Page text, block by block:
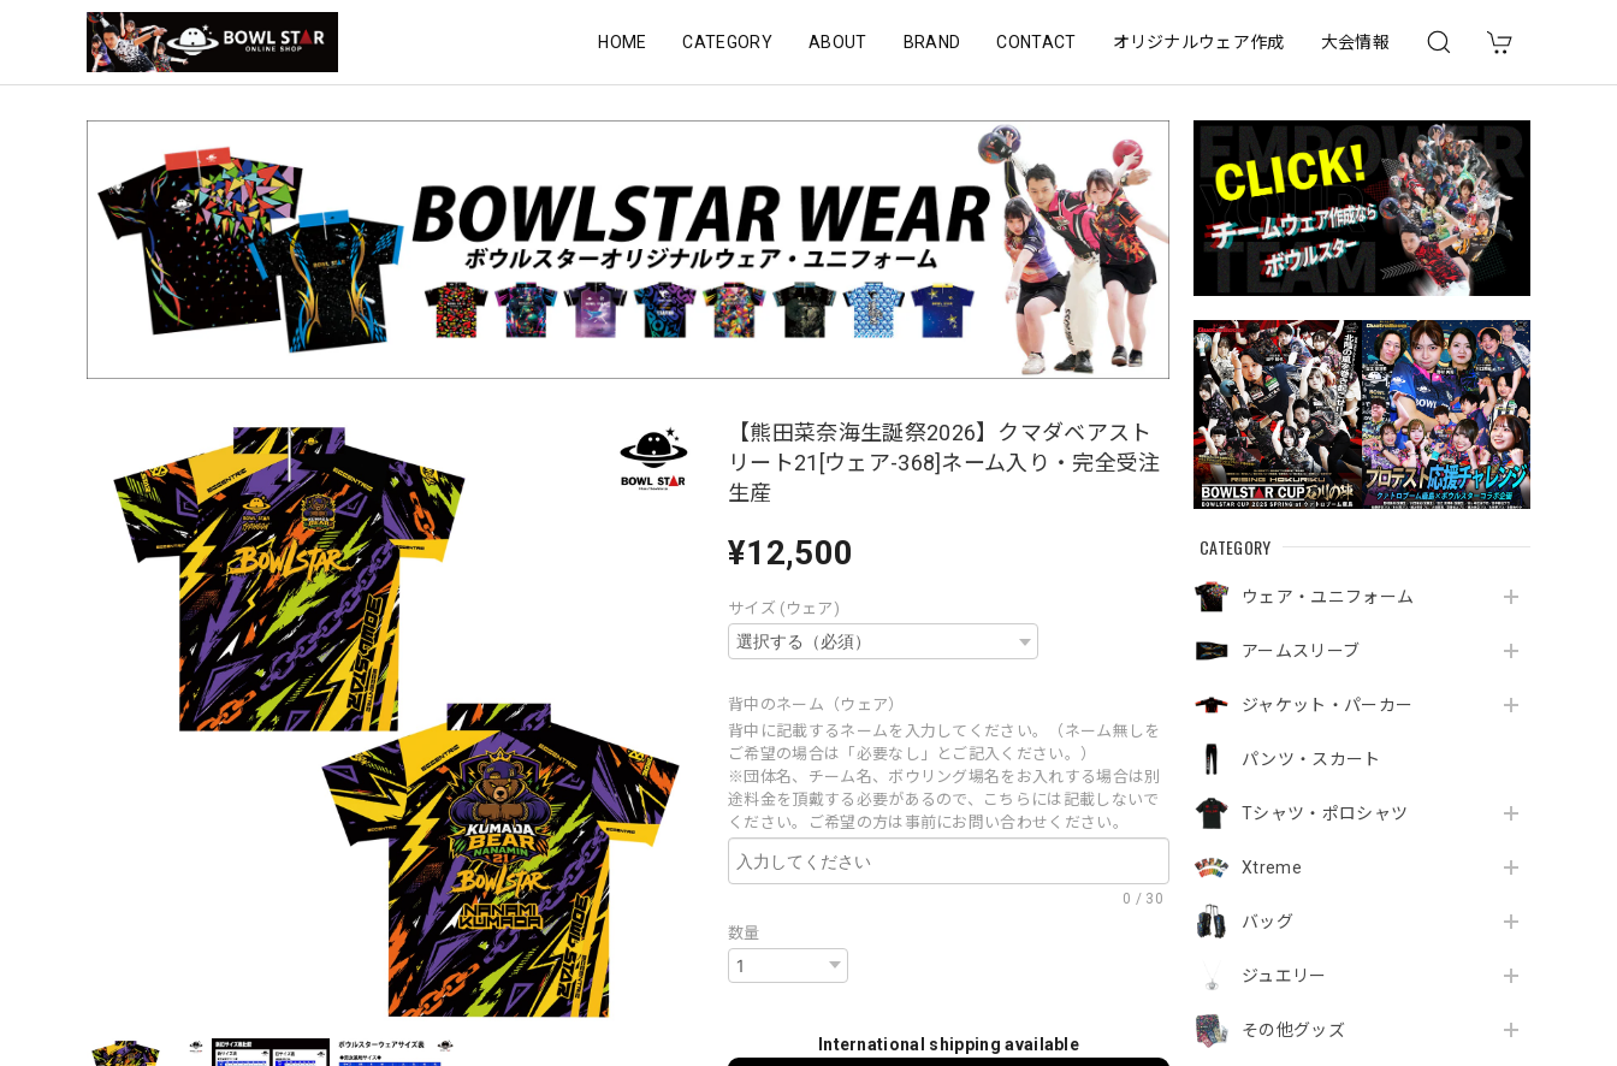
HOME CATEGORY ABOUT BRAND CONTACT オリジナルウェア作成 大会情報
CATEGORY
ウェア・ユニフォーム
アームスリーブ
ジャケット・パーカー
パンツ・スカート
Tシャツ・ポロシャツ
Xtreme
バッグ
ジュエリー
その他グッズ
【熊田菜奈海生誕祭2026】クマダベアスト
リート21[ウェア-368]ネーム入り・完全受注
生産
¥12,500
サイズ (ウェア)
背中のネーム（ウェア）
背中に記載するネームを入力してください。（ネーム無しを
ご希望の場合は「必要なし」とご記入ください。）
※団体名、チーム名、ボウリング場名をお入れする場合は別
途料金を頂戴する必要があるので、こちらには記載しないで
ください。ご希望の方は事前にお問い合わせください。
0 / 30
数量
International shipping available